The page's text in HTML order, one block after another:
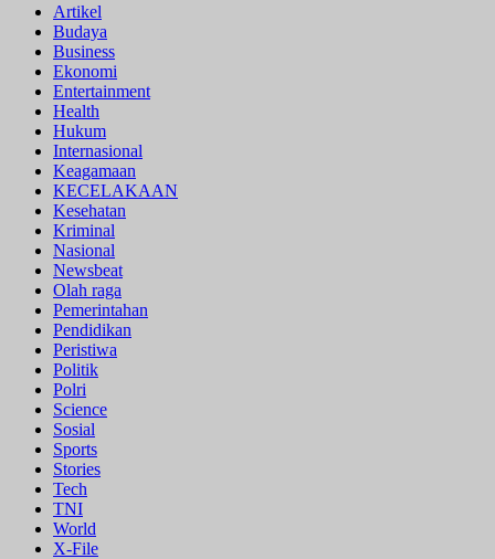
Artikel
Budaya
Business
Ekonomi
Entertainment
Health
Hukum
Internasional
Keagamaan
KECELAKAAN
Kesehatan
Kriminal
Nasional
Newsbeat
Olah raga
Pemerintahan
Pendidikan
Peristiwa
Politik
Polri
Science
Sosial
Sports
Stories
Tech
TNI
World
X-File